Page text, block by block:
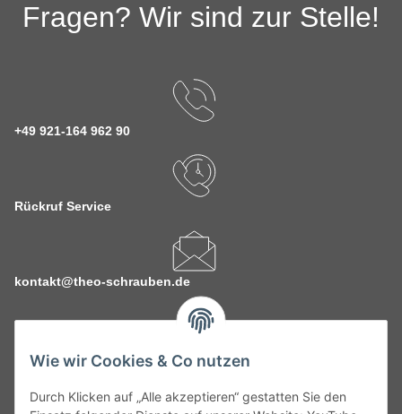
Wie wir Cookies & Co nutzen
Durch Klicken auf „Alle akzeptieren“ gestatten Sie den
Fragen? Wir sind zur Stelle!
+49 921-164 962 90
Rückruf Service
kontakt@theo-schrauben.de
Service